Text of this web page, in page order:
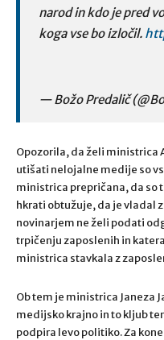
narod in kdo je pred
koga vse bo izločil.
— Božo Predalič
Opozorila, da želi ministrica
utišati nelojalne medije so
ministrica prepričana, da so
hkrati obtužuje, da je vladal
novinarjem ne želi podati
trpičenju zaposlenih in
ministrica stavkala z
Ob tem je ministrica Janeza
medijsko krajno in to kljub
podpira levo politiko. Za